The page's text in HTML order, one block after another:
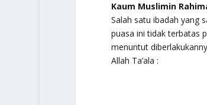
Kaum Muslimin
Salah satu ibadah yang
puasa ini tidak terbatas
menuntut
Allah Ta’ala :